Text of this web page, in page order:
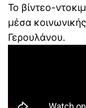
Το βίντεο-
μέσα
Γερουλάνου.